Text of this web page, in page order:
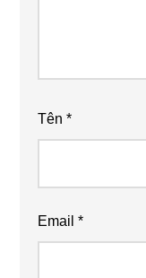
Tên*
Email*